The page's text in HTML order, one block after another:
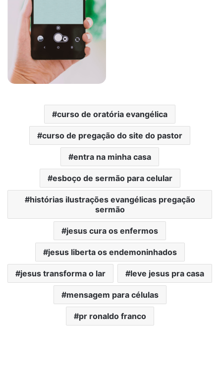
curso de oratória evangélica
curso de pregação do site do pastor
entra na minha casa
esboço de sermão para celular
histórias ilustrações evangélicas pregação
sermão
jesus cura os enfermos
jesus liberta os endemoninhados
jesus transforma o lar leve jesus pra casa
mensagem para células
pr ronaldo franco